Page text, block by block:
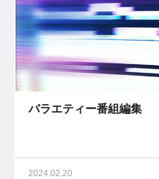
バラエティー番組編集
2024.02.20